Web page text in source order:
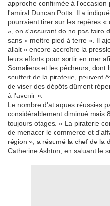
approche confirmée à l'occasion
l'amiral Duncan Potts. Il a
pourraient tirer sur les repères «
», en s'assurant de ne pas faire
sans « mettre pied à terre ». Il
allait « encore accroître la
leurs efforts pour sortir en mer
Somaliens et les pêcheurs, dont
souffert de la piraterie, peuvent
de viser des dépôts dûment
à l'avenir ».
Le nombre d'attaques réussies
considérablement diminué mais
toujours otages. « La piraterie
de menacer le commerce et
région », a résumé la chef de la
Catherine Ashton, en saluant le